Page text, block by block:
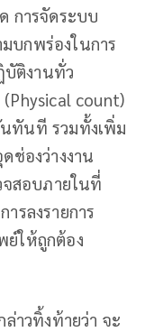
การจัดระบบ
บกพร่องในการ
ติงานทั่ว
count)
ทันที รวมทั้งเพิ่ม
ช่องว่างงาน
จสอบภายในที่
รลงรายการ
ย์ให้ถูกต้อง
ล่าวทิ้งท้ายว่า จะ